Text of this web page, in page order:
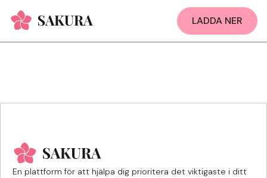
LADDA NER
En plattform för att hjälpa dig prioritera det viktigaste i ditt